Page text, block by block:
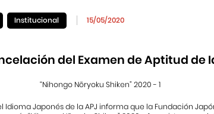
Institucional 15/05/2020
del Examen de Aptitud de
“Nihongo Nōryoku Shiken” 2020 - 1
Idioma Japonés de la APJ informa que la Fundación